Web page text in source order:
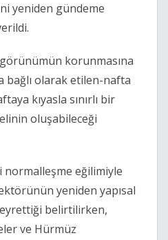
yeniden gündeme
korunmasına
bağlı olarak etilen-nafta
kıyasla sınırlı bir
oluşabileceği
eğilimiyle
yeniden yapısal
belirtilirken,
ve Hürmüz